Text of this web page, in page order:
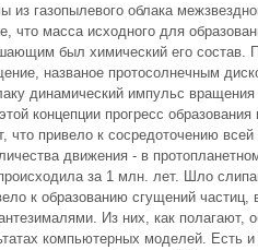
из газопылевого облака
что масса исходного для
был химический его состав.
названое протосолнечным
динамический импульс
концепции прогресс
что привело к сосредоточению
движения - в
за 1 млн. лет. Шло
к образованию сгущений
Из них, как полагают,
компьютерных моделей. Есть